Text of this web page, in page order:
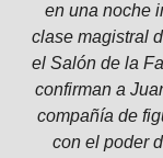
en una noche
clase magistral
el Salón de la
confirman a
compañía de
con el poder